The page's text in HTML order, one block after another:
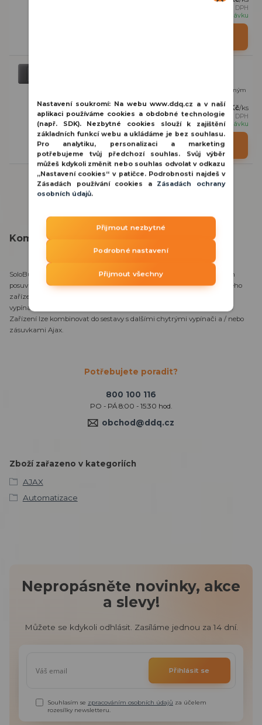
bez DPH
na objednávku
SoloButton (Dimmer) je sólo dotykový kryt pro světla s integrovaným
762 Kč/ks
630 Kčbez DPH
na objednávku
Detail
Kompletní specifikace
SoloButton (Dimmer) je sólo dotykový kryt pro světla s integrovaným
posuvníkem pro stmívání. Lze jej použít k zapnutí a vypnutí světelného
zařízení v místnosti a k nastavení jasu světla. Tento chytrý dotykový
vypínač může nahradit jakýkoli mechanický nebo dotykový vypínač.
Zařízení lze kombinovat do sestavy s dalšími chytrými vypínači a / nebo
zásuvkami Ajax.
Potřebujete poradit?
800 100 116
PO - PÁ 8:00 - 15:30 hod.
obchod@ddq.cz
Zboží zařazeno v kategoriích
AJAX
Automatizace
Nepropásněte novinky, akce
a slevy!
Můžete se kdykoli odhlásit. Zasíláme jednou za 14 dní.
Přihlásit se
Souhlasím se zpracováním osobních údajů za účelem
rozesílky newsletteru.
Nastavení soukromí: Na webu www.ddq.cz a v naší
aplikaci používáme cookies a obdobné technologie
(např. SDK). Nezbytné cookies slouží k zajištění
základních funkcí webu a ukládáme je bez souhlasu.
Pro analytiku, personalizaci a marketing
potřebujeme tvůj předchozí souhlas. Svůj výběr
můžeš kdykoli změnit nebo souhlas odvolat v odkazu
„Nastavení cookies“ v patičce. Podrobnosti najdeš v
Zásadách používání cookies a Zásadách ochrany
osobních údajů.
Přijmout nezbytné
Podrobné nastavení
Přijmout všechny